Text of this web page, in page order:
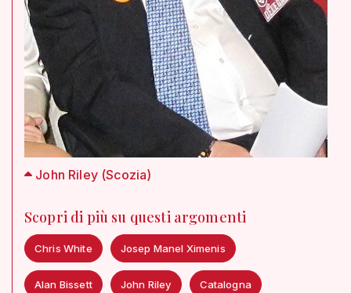
John Riley (Scozia)
Scopri di più su questi argomenti
Chris White Josep Manel Ximenis
Alan Bissett John Riley Catalogna